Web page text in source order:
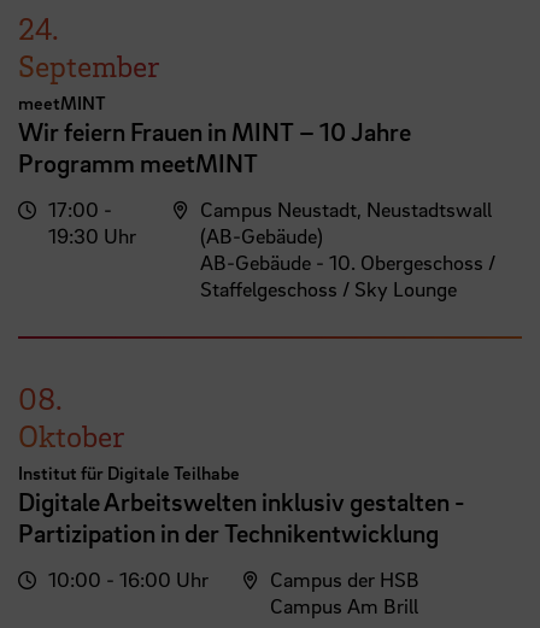
24.
September
meetMINT
Wir feiern Frauen in MINT – 10 Jahre
Programm meetMINT
17:00 -
19:30 Uhr
Campus Neustadt, Neustadtswall
(AB-Gebäude)
AB-Gebäude - 10. Obergeschoss /
Staffelgeschoss / Sky Lounge
08.
Oktober
Institut für Digitale Teilhabe
Digitale Arbeitswelten inklusiv gestalten -
Partizipation in der Technikentwicklung
10:00 - 16:00 Uhr
Campus der HSB
Campus Am Brill